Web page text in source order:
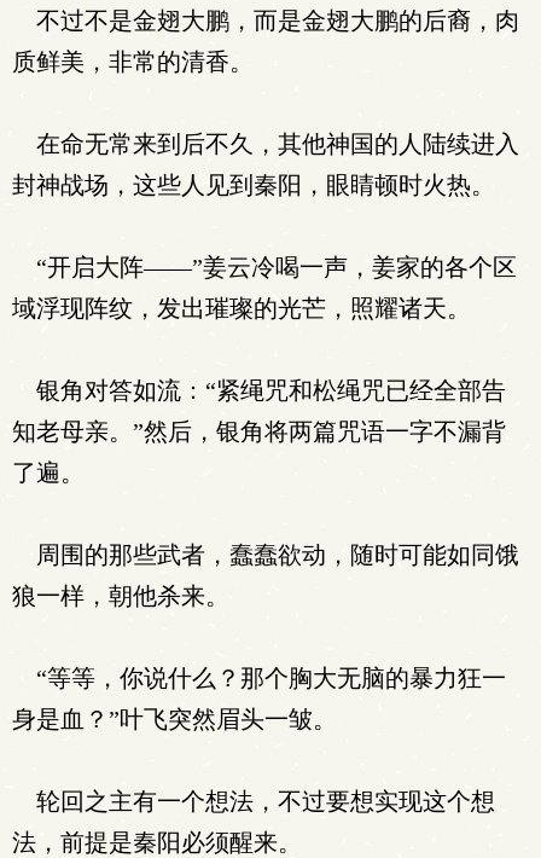
不过不是金翅大鹏，而是金翅大鹏的后裔，肉
质鲜美，非常的清香。
在命无常来到后不久，其他神国的人陆续进入
封神战场，这些人见到秦阳，眼睛顿时火热。
“开启大阵——”姜云冷喝一声，姜家的各个区
域浮现阵纹，发出璀璨的光芒，照耀诸天。
银角对答如流：“紧绳咒和松绳咒已经全部告
知老母亲。”然后，银角将两篇咒语一字不漏背
了遍。
周围的那些武者，蠢蠢欲动，随时可能如同饿
狼一样，朝他杀来。
“等等，你说什么？那个胸大无脑的暴力狂一
身是血？”叶飞突然眉头一皱。
轮回之主有一个想法，不过要想实现这个想
法，前提是秦阳必须醒来。